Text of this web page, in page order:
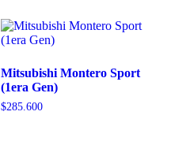
Mitsubishi Montero Sport
(1era Gen)
$285.600